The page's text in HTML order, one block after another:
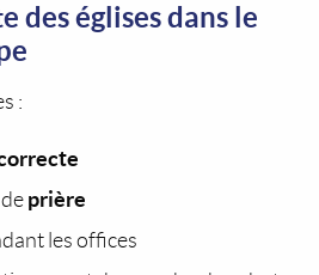
des églises dans le
:
prière
les offices